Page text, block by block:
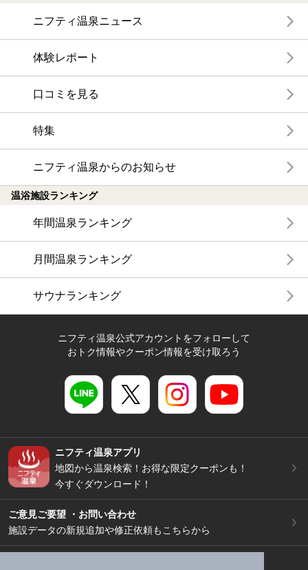
ニフティ温泉ニュース
体験レポート
口コミを見る
特集
ニフティ温泉からのお知らせ
温浴施設ランキング
年間温泉ランキング
月間温泉ランキング
サウナランキング
ニフティ温泉公式アカウントをフォローして
おトク情報やクーポン情報を受け取ろう
ニフティ温泉アプリ
地図から温泉検索！お得な限定クーポンも！
今すぐダウンロード！
ご意見ご要望 ・お問い合わせ
施設データの新規追加や修正依頼もこちらから